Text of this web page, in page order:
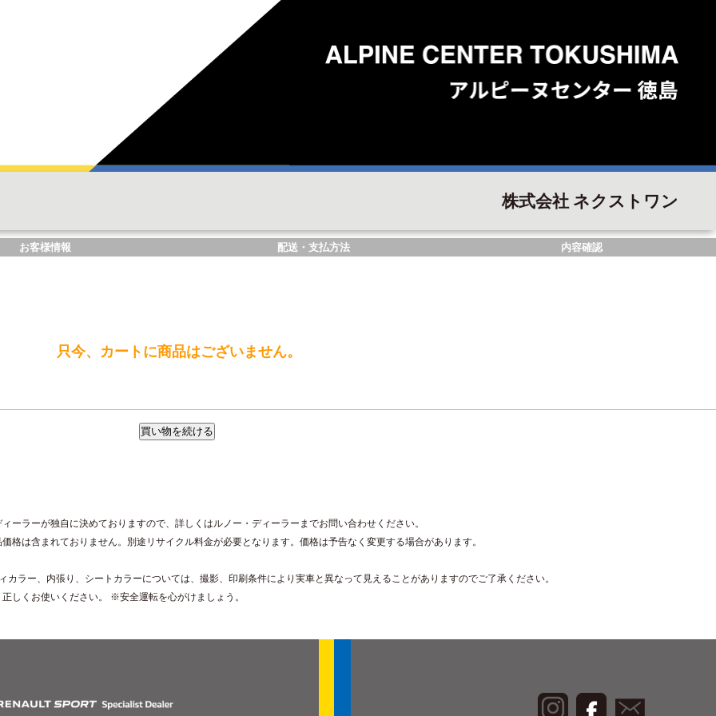
株式会社 ネクストワン
お客様情報 配送・支払方法 内容確認
只今、カートに商品はございません。
ーラーが独自に決めておりますので、詳しくはルノー・ディーラーまでお問い合わせください。
格は含まれておりません。別途リサイクル料金が必要となります。価格は予告なく変更する場合があります。
ラー、内張り、シートカラーについては、撮影、印刷条件により実車と異なって見えることがありますのでご了承ください。
しくお使いください。 ※安全運転を心がけましょう。